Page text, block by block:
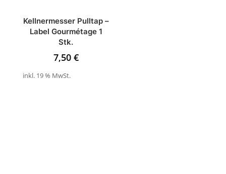
Kellnermesser Pulltap –
Label Gourmétage 1
Stk.
7,50 €
inkl. 19 % MwSt.